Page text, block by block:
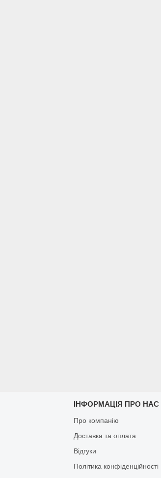
ІНФОРМАЦІЯ ПРО НАС
Про компанію
Доставка та оплата
Відгуки
Політика конфіденційності